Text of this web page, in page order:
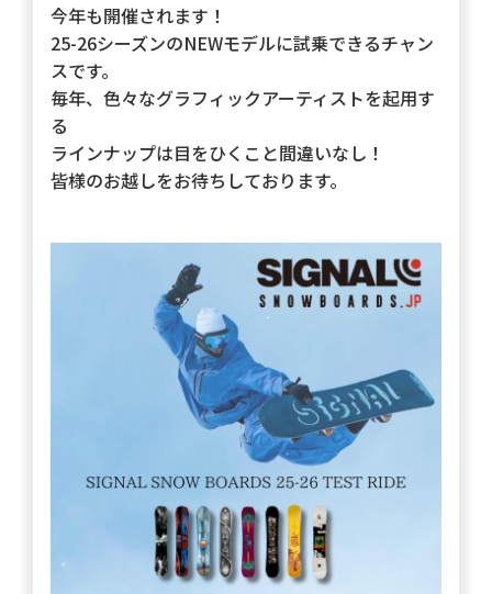
今年も開催されます！
25-26シーズンのNEWモデルに試乗できるチャン
スです。
毎年、色々なグラフィックアーティストを起用す
る
ラインナップは目をひくこと間違いなし！
皆様のお越しをお待ちしております。